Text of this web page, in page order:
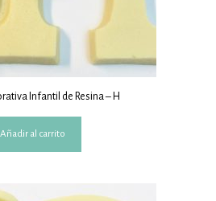
Infantil de Resina – H
Añadir al carrito